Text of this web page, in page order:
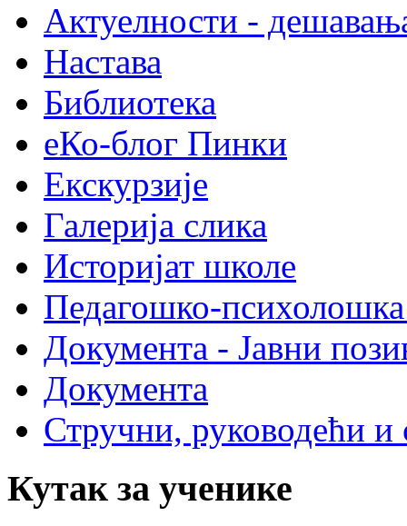
Актуелности -
Настава
Библиотека
еКо-блог Пинки
Екскурзије
Галерија слика
Историјат школе
Педагошко-психолошка
Документа - Јавни
Документа
Стручни, руководећи и
Кутак за ученике